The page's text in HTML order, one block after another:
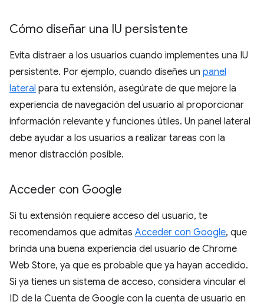
Cómo diseñar una IU persistente
Evita distraer a los usuarios cuando implementes una IU
persistente. Por ejemplo, cuando diseñes un panel
lateral para tu extensión, asegúrate de que mejore la
experiencia de navegación del usuario al proporcionar
información relevante y funciones útiles. Un panel lateral
debe ayudar a los usuarios a realizar tareas con la
menor distracción posible.
Acceder con Google
Si tu extensión requiere acceso del usuario, te
recomendamos que admitas Acceder con Google, que
brinda una buena experiencia del usuario de Chrome
Web Store, ya que es probable que ya hayan accedido.
Si ya tienes un sistema de acceso, considera vincular el
ID de la Cuenta de Google con la cuenta de usuario en